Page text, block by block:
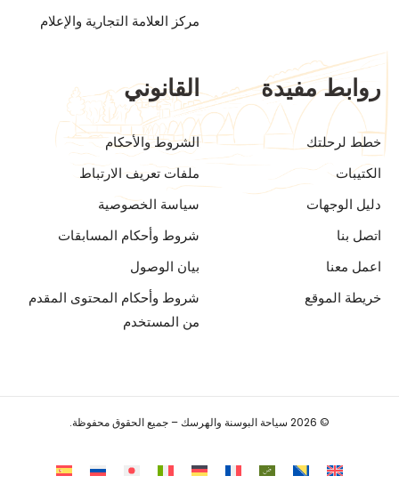
مركز العلامة التجارية والإعلام
روابط مفيدة
خطط لرحلتك
الكتيبات
دليل الوجهات
اتصل بنا
اعمل معنا
خريطة الموقع
القانوني
الشروط والأحكام
ملفات تعريف الارتباط
سياسة الخصوصية
شروط وأحكام المسابقات
بيان الوصول
شروط وأحكام المحتوى المقدم
من المستخدم
© 2026 سياحة البوسنة والهرسك – جميع الحقوق محفوظة.